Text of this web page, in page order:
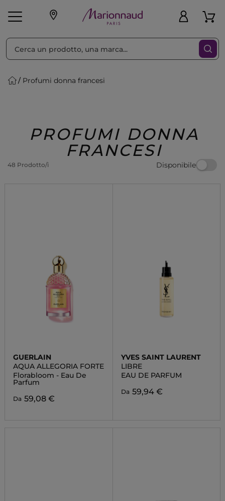
Make-up Profumi
Regalo
Profumi donna francesi
PROFUMI DONNA
FRANCESI
48 Prodotto/i Disponibile
Ordina per Filtra
GUERLAIN
AQUA ALLEGORIA FORTE
Florabloom - Eau De
Parfum
Da 59,08 €
YVES SAINT LAURENT
LIBRE
EAU DE PARFUM
Da 59,94 €